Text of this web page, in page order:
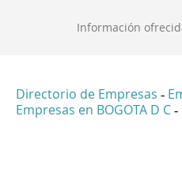
Información
Directorio de Empresas -
Empresas en BOGOTA D C -